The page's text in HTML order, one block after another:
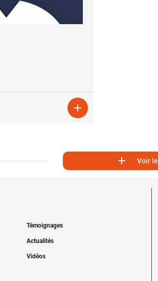

 Voir
Témoignages
Actualités
Vidéos